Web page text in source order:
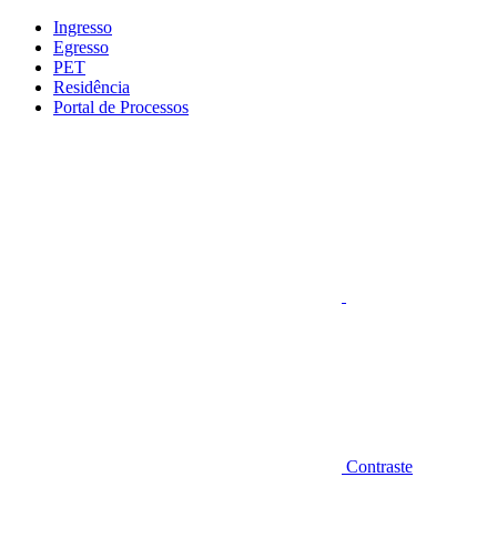
Conteúdo principal
Ingresso
Egresso
PET
Residência
Portal de Processos
Contraste